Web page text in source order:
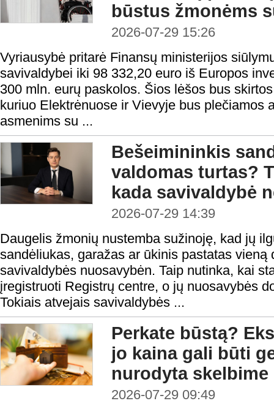
būstus žmonėms
2026-07-29 15:26
Vyriausybė pritarė Finansų ministerijos
savivaldybei iki 98 332,20 euro iš Europos
300 mln. eurų paskolos. Šios lėšos bus
kuriuo Elektrėnuose ir Vievyje bus plečiamos
asmenims su ...
Bešeimininkis
valdomas turtas?
kada savivaldybė
2026-07-29 14:39
Daugelis žmonių nustemba sužinoję, kad jų
sandėliukas, garažas ar ūkinis pastatas vieną
savivaldybės nuosavybėn. Taip nutinka, kai
įregistruoti Registrų centre, o jų nuosavybės
Tokiais atvejais savivaldybės ...
Perkate būstą?
jo kaina gali būti
nurodyta skelbime
2026-07-29 09:49